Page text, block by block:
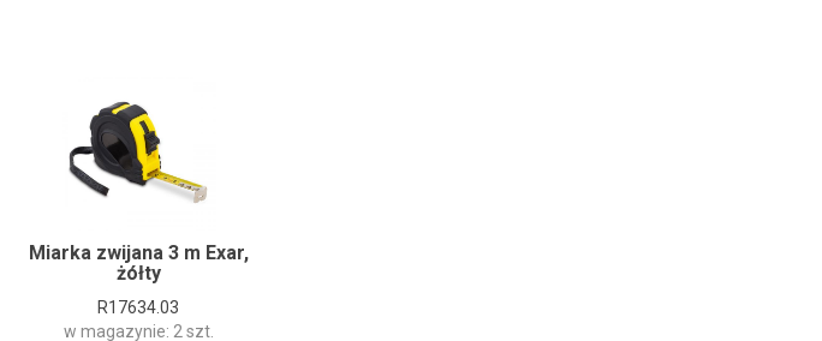
Miarka zwijana 3 m Exar,
żółty
R17634.03
w magazynie: 2 szt.